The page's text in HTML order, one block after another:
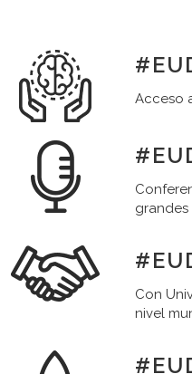
Acceso
grandes
Con
nivel